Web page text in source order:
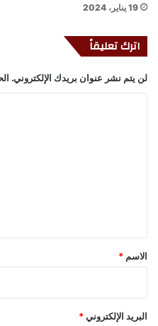
19 يناير، 2024
اترك تعليقاً
لن يتم نشر عنوان بريدك الإلكتروني.
*
الاسم *
البريد الإلكتروني *